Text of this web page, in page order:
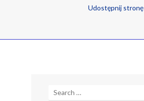
Udostępnij stronę